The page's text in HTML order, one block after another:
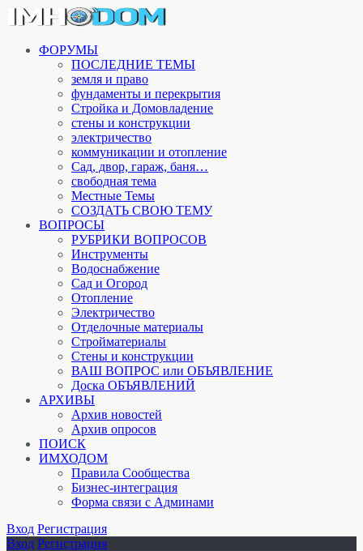
ФОРУМЫ
ПОСЛЕДНИЕ ТЕМЫ
земля и право
фундаменты и перекрытия
Стройка и Домовладение
стены и конструкции
электричество
коммуникации и отопление
Cад, двор, гараж, баня…
свободная тема
Местные Темы
СОЗДАТЬ СВОЮ ТЕМУ
ВОПРОСЫ
РУБРИКИ ВОПРОСОВ
Инструменты
Водоснабжение
Сад и Огород
Отопление
Электричество
Отделочные материалы
Стройматериалы
Стены и конструкции
ВАШ ВОПРОС или ОБЪЯВЛЕНИЕ
Доска ОБЪЯВЛЕНИЙ
АРХИВЫ
Архив новостей
Архив опросов
ПОИСК
ИМХОДОМ
Правила Сообщества
Бизнес-интеграция
Форма связи с Админами
Вход Регистрация
Вход Регистрация